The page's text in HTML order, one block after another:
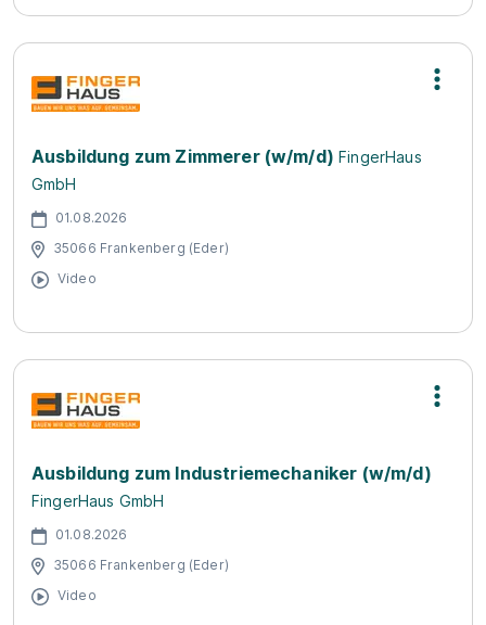
Ausbildung zum Zimmerer (w/m/d) FingerHaus
GmbH
01.08.2026
35066 Frankenberg (Eder)
Video
Ausbildung zum Industriemechaniker (w/m/d)
FingerHaus GmbH
01.08.2026
35066 Frankenberg (Eder)
Video